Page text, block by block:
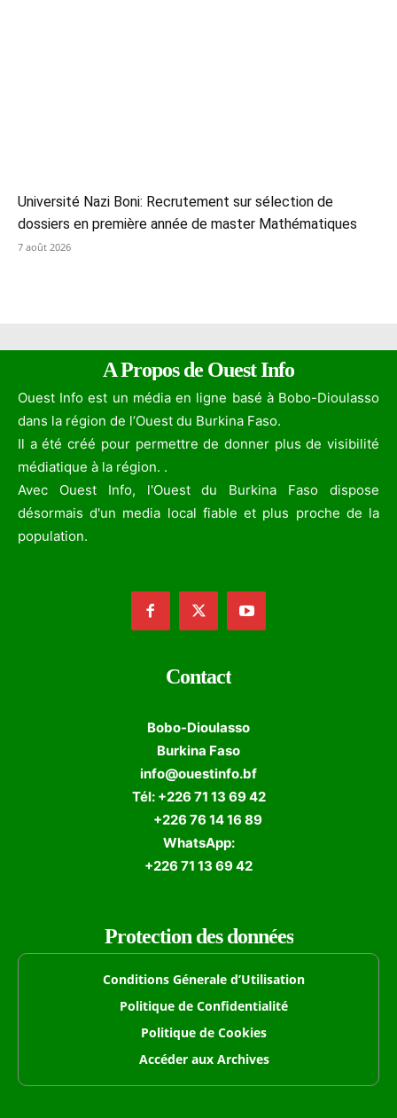
Université Nazi Boni: Recrutement sur sélection de
dossiers en première année de master Mathématiques
7 août 2026
A Propos de Ouest Info
Ouest Info est un média en ligne basé à Bobo-Dioulasso
dans la région de l’Ouest du Burkina Faso.
Il a été créé pour permettre de donner plus de visibilité
médiatique à la région. .
Avec Ouest Info, l'Ouest du Burkina Faso dispose
désormais d'un media local fiable et plus proche de la
population.
Contact
Bobo-Dioulasso
Burkina Faso
info@ouestinfo.bf
Tél: +226 71 13 69 42
+226 76 14 16 89
WhatsApp:
+226 71 13 69 42
Protection des données
Conditions Génerale d’Utilisation
Politique de Confidentialité
Politique de Cookies
Accéder aux Archives